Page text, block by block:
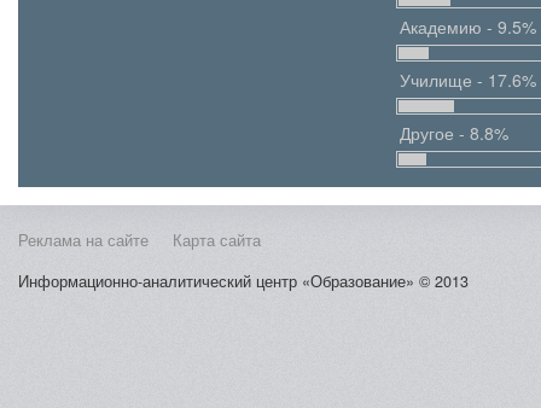
Академию - 9.5%
Училище - 17.6%
Другое - 8.8%
Реклама на сайте
Карта сайта
Информационно-аналитический центр «Образование» © 2013